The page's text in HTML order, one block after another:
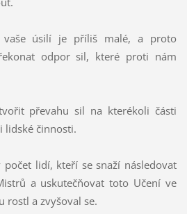
úsilí je příliš malé, a proto
odpor sil, které proti nám
převahu sil na kterékoli části
lidské činnosti.
počet lidí, kteří se snaží následovat
a uskutečňovat toto Učení ve
rostl a zvyšoval se.